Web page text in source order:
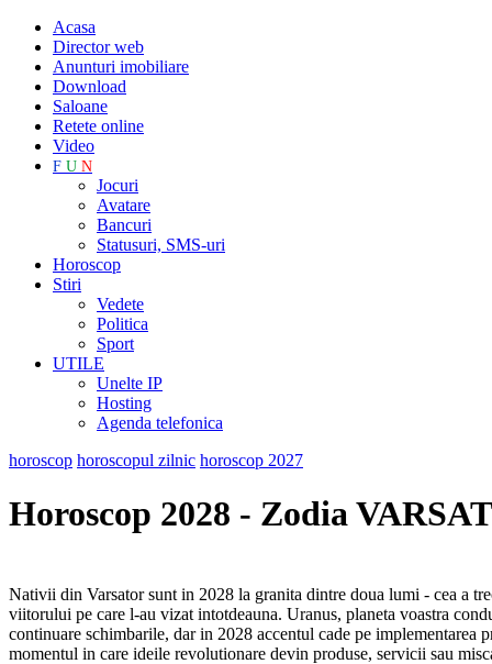
Acasa
Director web
Anunturi imobiliare
Download
Saloane
Retete online
Video
F U N
Jocuri
Avatare
Bancuri
Statusuri, SMS-uri
Horoscop
Stiri
Vedete
Politica
Sport
UTILE
Unelte IP
Hosting
Agenda telefonica
horoscop horoscopul zilnic horoscop 2027
Horoscop 2028 - Zodia
Nativii din Varsator sunt in 2028 la granita dintre doua lumi - cea a
viitorului pe care l-au vizat intotdeauna. Uranus, planeta voastra
continuare schimbarile, dar in 2028 accentul cade pe implementarea
momentul in care ideile revolutionare devin produse, servicii sau